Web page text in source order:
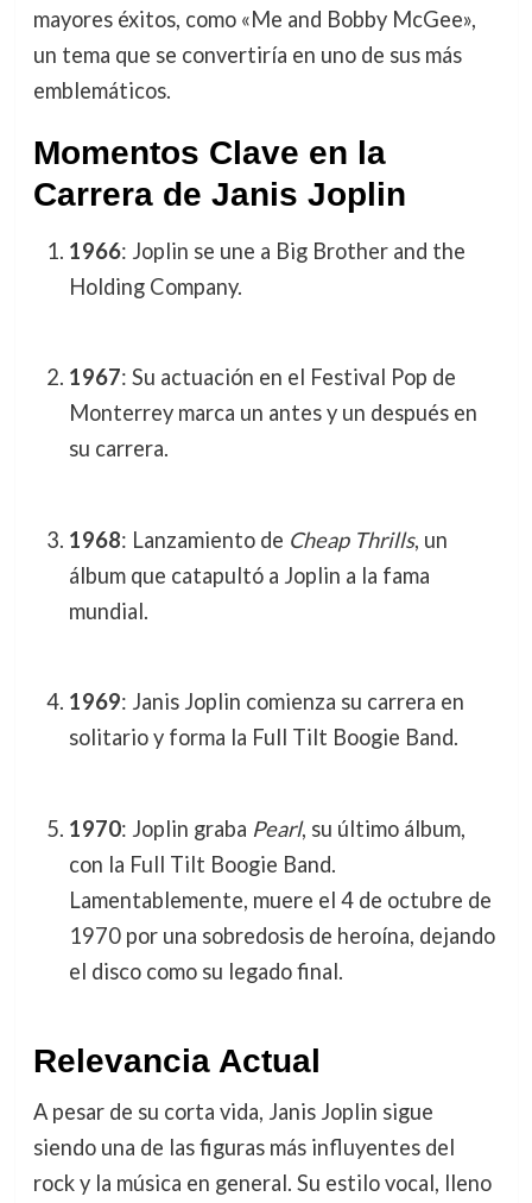
mayores éxitos, como «Me and Bobby McGee»,
un tema que se convertiría en uno de sus más
emblemáticos.
Momentos Clave en la
Carrera de Janis Joplin
1966: Joplin se une a Big Brother and the
Holding Company.
1967: Su actuación en el Festival Pop de
Monterrey marca un antes y un después en
su carrera.
1968: Lanzamiento de Cheap Thrills, un
álbum que catapultó a Joplin a la fama
mundial.
1969: Janis Joplin comienza su carrera en
solitario y forma la Full Tilt Boogie Band.
1970: Joplin graba Pearl, su último álbum,
con la Full Tilt Boogie Band.
Lamentablemente, muere el 4 de octubre de
1970 por una sobredosis de heroína, dejando
el disco como su legado final.
Relevancia Actual
A pesar de su corta vida, Janis Joplin sigue
siendo una de las figuras más influyentes del
rock y la música en general. Su estilo vocal, lleno